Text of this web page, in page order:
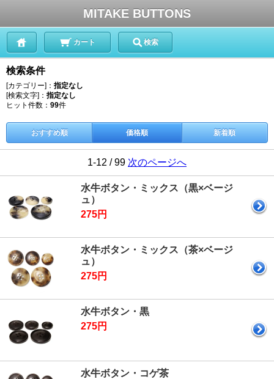
MITAKE BUTTONS
カート 検索
検索条件
[カテゴリー]： 指定なし
[検索文字]： 指定なし
ヒット件数： 99件
おすすめ順 価格順 新着順
1-12 / 99 次のページへ
水牛ボタン・ミックス（黒×ベージ
ュ）
275円
水牛ボタン・ミックス（茶×ベージ
ュ）
275円
水牛ボタン・黒
275円
水牛ボタン・コゲ茶